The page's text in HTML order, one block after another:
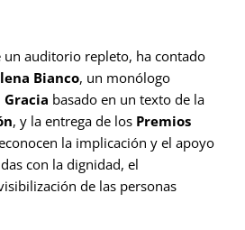
un auditorio repleto, ha contado
Bianco, un monólogo
basado en un texto de la
, y la entrega de los Premios
la implicación y el apoyo
con la dignidad, el
de las personas